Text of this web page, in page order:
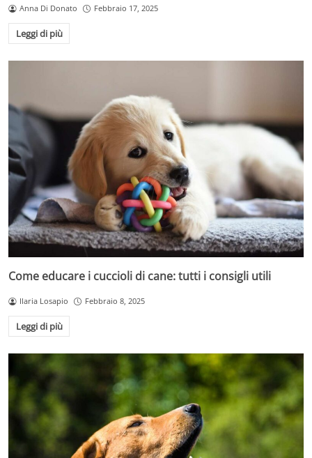
Anna Di Donato Febbraio 17, 2025
Leggi di più
Come educare i cuccioli di cane: tutti i consigli utili
Ilaria Losapio Febbraio 8, 2025
Leggi di più